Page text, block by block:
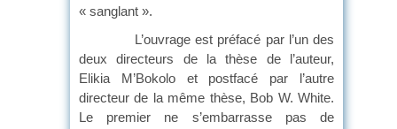
« sanglant ».
L’ouvrage est préfacé par l’un des
deux directeurs de la thèse de l’auteur,
Elikia M’Bokolo et postfacé par l’autre
directeur de la même thèse, Bob W. White.
Le premier ne s’embarrasse pas de